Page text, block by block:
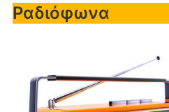
Ραδιόφωνα